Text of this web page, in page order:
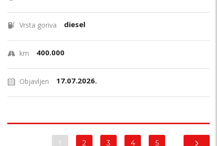
Vrsta goriva diesel
km 400.000
Objavljen 17.07.2026.
1 2 3 4 5